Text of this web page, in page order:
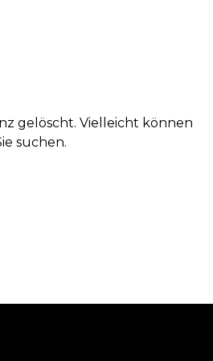
gelöscht. Vielleicht können
suchen.